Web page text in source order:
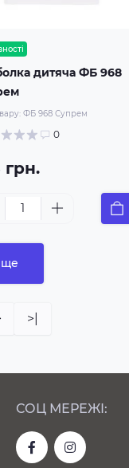
дитяча ФБ 968
ФБ 968 Супрем
0
грн.
ще
>|
СОЦ МЕРЕЖІ: